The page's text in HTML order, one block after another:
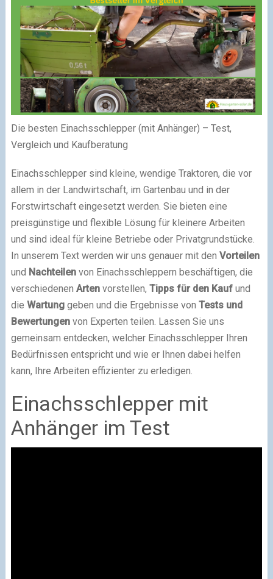
Die besten Einachsschlepper (mit Anhänger) – Test,
Vergleich und Kaufberatung
Einachsschlepper sind kleine, wendige Traktoren, die vor
allem in der Landwirtschaft, im Gartenbau und in der
Forstwirtschaft eingesetzt werden. Sie bieten eine
preisgünstige und flexible Lösung für kleinere Arbeiten
und sind ideal für kleine Betriebe oder Privatgrundstücke.
In unserem Text werden wir uns genauer mit den Vorteilen
und Nachteilenvon Einachsschleppern beschäftigen, die
verschiedenen Artenvorstellen, Tipps für den Kaufund
die Wartunggeben und die Ergebnisse von Tests und
Bewertungenvon Experten teilen. Lassen Sie uns
gemeinsam entdecken, welcher Einachsschlepper Ihren
Bedürfnissen entspricht und wie er Ihnen dabei helfen
kann, Ihre Arbeiten effizienter zu erledigen.
Einachsschlepper mit
Anhänger im Test